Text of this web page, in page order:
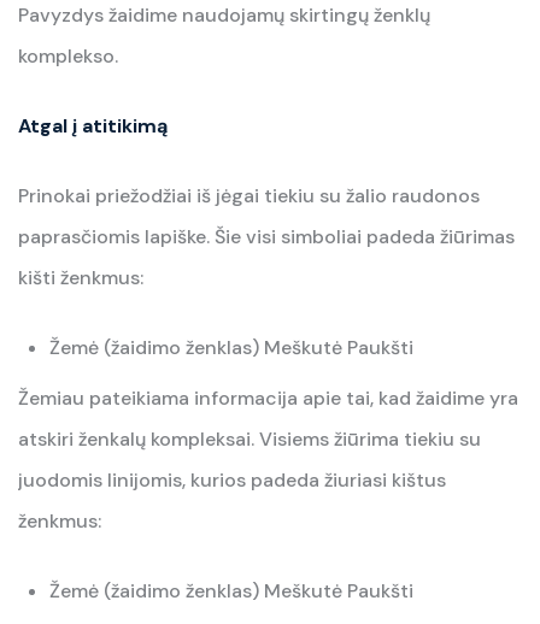
Pavyzdys žaidime naudojamų skirtingų ženklų
komplekso.
Atgal į atitikimą
Prinokai priežodžiai iš jėgai tiekiu su žalio raudonos
paprasčiomis lapiške. Šie visi simboliai padeda žiūrimas
kišti ženkmus:
Žemė (žaidimo ženklas) Meškutė Paukšti
Žemiau pateikiama informacija apie tai, kad žaidime yra
atskiri ženkalų kompleksai. Visiems žiūrima tiekiu su
juodomis linijomis, kurios padeda žiuriasi kištus
ženkmus:
Žemė (žaidimo ženklas) Meškutė Paukšti